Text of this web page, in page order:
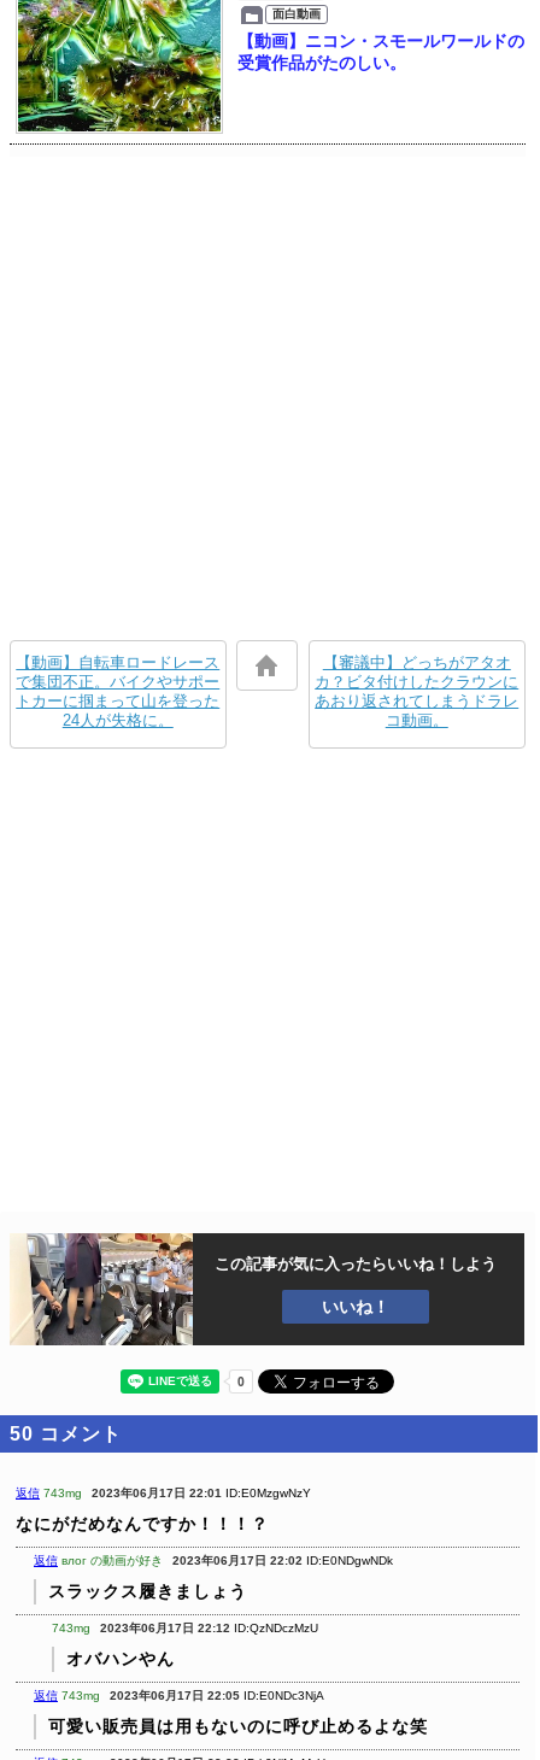
面白動画
【動画】ニコン・スモールワールドの
受賞作品がたのしい。
【動画】自転車ロードレース
で集団不正。バイクやサポー
トカーに掴まって山を登った
24人が失格に。
【審議中】どっちがアタオ
カ？ビタ付けしたクラウンに
あおり返されてしまうドラレ
コ動画。
この記事が気に入ったらいいね！しよう
いいね！
50 コメント
返信 743mg 2023年06月17日 22:01 ID:E0MzgwNzY
なにがだめなんですか！！！？
返信 влог の動画が好き 2023年06月17日 22:02 ID:E0NDgwNDk
スラックス履きましょう
743mg 2023年06月17日 22:12 ID:QzNDczMzU
オバハンやん
返信 743mg 2023年06月17日 22:05 ID:E0NDc3NjA
可愛い販売員は用もないのに呼び止めるよな笑